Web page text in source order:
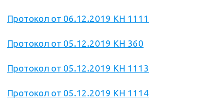
Протокол от 06.12.2019 КН 1111
Протокол от 05.12.2019 КН 360
Протокол от 05.12.2019 КН 1113
Протокол от 05.12.2019 КН 1114